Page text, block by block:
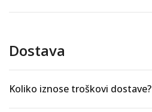
Dostava
Koliko iznose troškovi dostave?